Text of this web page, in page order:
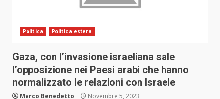
Politica Politica estera
Gaza, con l’invasione israeliana sale
l’opposizione nei Paesi arabi che hanno
normalizzato le relazioni con Israele
Marco Benedetto Novembre 5, 2023